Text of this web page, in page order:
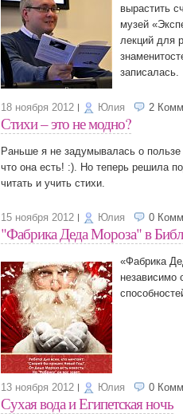
вырастить
музей
лекций для
записалась.
18 ноября 2012 Юлия 2
Стихи – это не модно?
Раньше я не задумывалась о пользе
что она есть! :). Но теперь решила
читать и учить стихи.
15 ноября 2012 Юлия 0
"Фабрика Деда Мороза" в
«Фабрика
независимо
13 ноября 2012 Юлия 0
Сухая вода и Египетская ночь